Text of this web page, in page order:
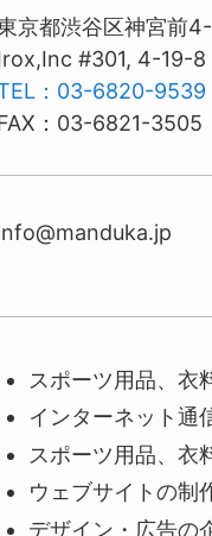
京都渋谷区神宮前
#301, 4-19-
：03-6820-9539
：03-6821-3505
スポーツ用品、衣
インターネット通
スポーツ用品、衣
ウェブサイトの制
デザイン・広告の